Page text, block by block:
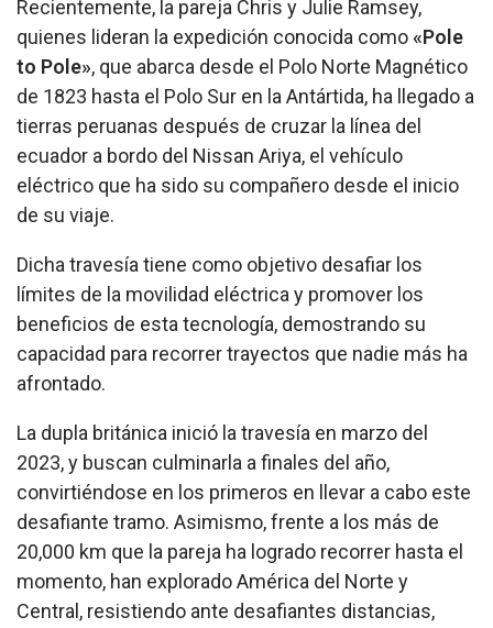
Recientemente, la pareja Chris y Julie Ramsey,
quienes lideran la expedición conocida como«Pole
to Pole», que abarca desde el Polo Norte Magnético
de 1823 hasta el Polo Sur en la Antártida, ha llegado a
tierras peruanas después de cruzar la línea del
ecuador a bordo del Nissan Ariya, el vehículo
eléctrico que ha sido su compañero desde el inicio
de su viaje.
Dicha travesía tiene como objetivo desafiar los
límites de la movilidad eléctrica y promover los
beneficios de esta tecnología, demostrando su
capacidad para recorrer trayectos que nadie más ha
afrontado.
La dupla británica inició la travesía en marzo del
2023, y buscan culminarla a finales del año,
convirtiéndose en los primeros en llevar a cabo este
desafiante tramo. Asimismo, frente a los más de
20,000 km que la pareja ha logrado recorrer hasta el
momento, han explorado América del Norte y
Central, resistiendo ante desafiantes distancias,